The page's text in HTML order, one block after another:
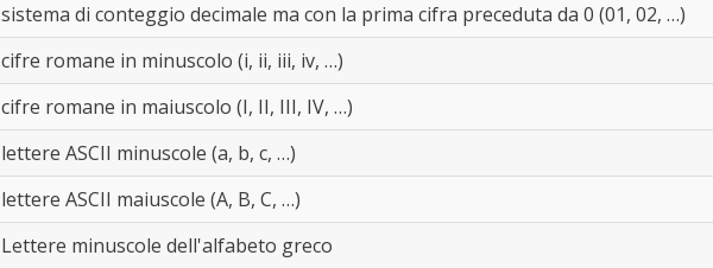
sistema di conteggio decimale ma con la prima cifra preceduta da 0 (01, 02, …)
cifre romane in minuscolo (i, ii, iii, iv, …)
cifre romane in maiuscolo (I, II, III, IV, …)
lettere ASCII minuscole (a, b, c, …)
lettere ASCII maiuscole (A, B, C, …)
Lettere minuscole dell'alfabeto greco